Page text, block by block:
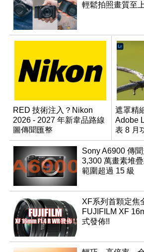
輕鬆拍照畫質至上
RED 技術注入？Nikon
2026 - 2027 年新韋品路線
圖傳聞匯整
遮罩精
Adobe
表 8 月
Sony A6900 傳
3,300 萬畫素堆
範圍超過 15 級
XF系列首顆定焦
FUJIFILM XF
式發佈!!